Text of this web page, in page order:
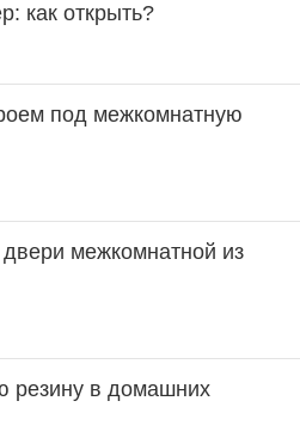
как открыть?
под межкомнатную
межкомнатной из
резину в домашних